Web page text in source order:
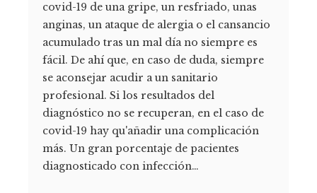
covid-19 de una gripe, un resfriado, unas
anginas, un ataque de alergia o el cansancio
acumulado tras un mal día no siempre es
fácil. De ahí que, en caso de duda, siempre
se aconsejar acudir a un sanitario
profesional. Si los resultados del
diagnóstico no se recuperan, en el caso de
covid-19 hay qu'añadir una complicación
más. Un gran porcentaje de pacientes
diagnosticado con infección…